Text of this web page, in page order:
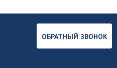
ОБРАТНЫЙ ЗВОНОК